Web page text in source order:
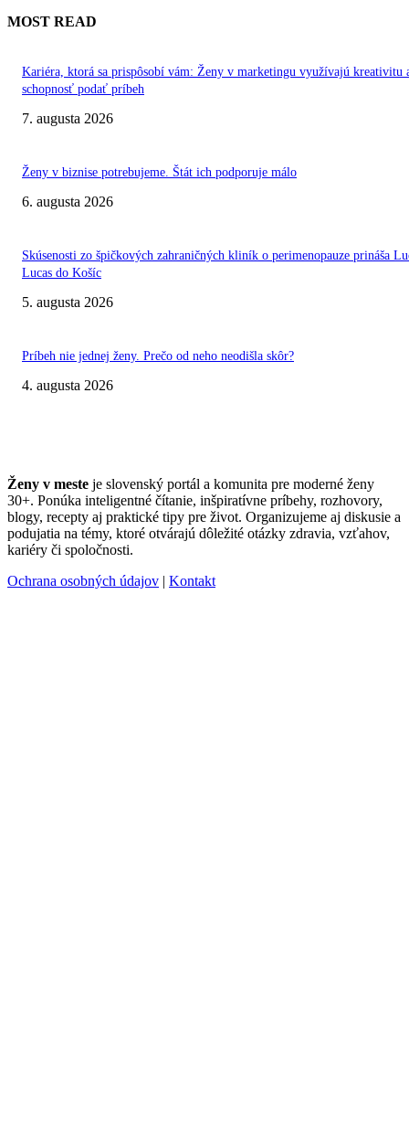
MOST READ
Kariéra, ktorá sa prispôsobí vám: Ženy v marketingu využívajú kreativitu
schopnosť podať príbeh
7. augusta 2026
Ženy v biznise potrebujeme. Štát ich podporuje málo
6. augusta 2026
Skúsenosti zo špičkových zahraničných kliník o perimenopauze prináša
Lucas do Košíc
5. augusta 2026
Príbeh nie jednej ženy. Prečo od neho neodišla skôr?
4. augusta 2026
Ženy v meste je slovenský portál a komunita pre moderné ženy
30+. Ponúka inteligentné čítanie, inšpiratívne príbehy, rozhovory,
blogy, recepty aj praktické tipy pre život. Organizujeme aj diskusie a
podujatia na témy, ktoré otvárajú dôležité otázky zdravia, vzťahov,
kariéry či spoločnosti.
Ochrana osobných údajov | Kontakt